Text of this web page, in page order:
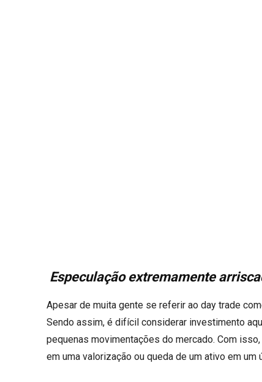
Especulação extremamente
Apesar de muita gente se referir ao day trade
Sendo assim, é difícil considerar investimento
pequenas movimentações do mercado. Com
em uma valorização ou queda de um ativo em